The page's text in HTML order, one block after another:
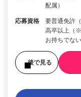
配属）
応募資格
要普通免許
高卒以上（
お持ちでな
後で見る